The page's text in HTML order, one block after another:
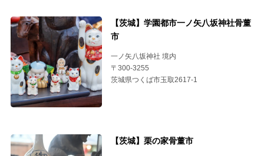
【茨城】学園都市一ノ矢八坂神社骨董
市
一ノ矢八坂神社 境内
〒300-3255
茨城県つくば市玉取2617-1
【茨城】栗の家骨董市